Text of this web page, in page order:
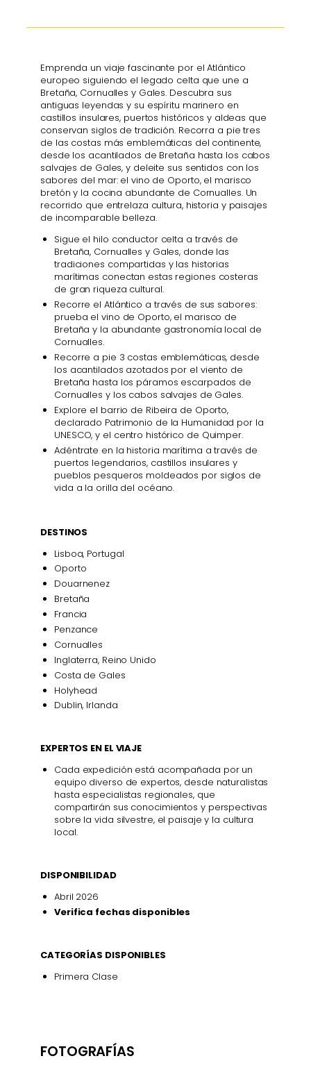
Emprenda un viaje fascinante por el Atlántico
europeo siguiendo el legado celta que une a
Bretaña, Cornualles y Gales. Descubra sus
antiguas leyendas y su espíritu marinero en
castillos insulares, puertos históricos y aldeas que
conservan siglos de tradición. Recorra a pie tres
de las costas más emblemáticas del continente,
desde los acantilados de Bretaña hasta los cabos
salvajes de Gales, y deleite sus sentidos con los
sabores del mar: el vino de Oporto, el marisco
bretón y la cocina abundante de Cornualles. Un
recorrido que entrelaza cultura, historia y paisajes
de incomparable belleza.
Sigue el hilo conductor celta a través de
Bretaña, Cornualles y Gales, donde las
tradiciones compartidas y las historias
marítimas conectan estas regiones costeras
de gran riqueza cultural.
Recorre el Atlántico a través de sus sabores:
prueba el vino de Oporto, el marisco de
Bretaña y la abundante gastronomía local de
Cornualles.
Recorre a pie 3 costas emblemáticas, desde
los acantilados azotados por el viento de
Bretaña hasta los páramos escarpados de
Cornualles y los cabos salvajes de Gales.
Explore el barrio de Ribeira de Oporto,
declarado Patrimonio de la Humanidad por la
UNESCO, y el centro histórico de Quimper.
Adéntrate en la historia marítima a través de
puertos legendarios, castillos insulares y
pueblos pesqueros moldeados por siglos de
vida a la orilla del océano.
DESTINOS
Lisboa, Portugal
Oporto
Douarnenez
Bretaña
Francia
Penzance
Cornualles
Inglaterra, Reino Unido
Costa de Gales
Holyhead
Dublin, Irlanda
EXPERTOS EN EL VIAJE
Cada expedición está acompañada por un
equipo diverso de expertos, desde naturalistas
hasta especialistas regionales, que
compartirán sus conocimientos y perspectivas
sobre la vida silvestre, el paisaje y la cultura
local.
DISPONIBILIDAD
Abril 2026
Verifica fechas disponibles
CATEGORÍAS DISPONIBLES
Primera Clase
FOTOGRAFÍAS